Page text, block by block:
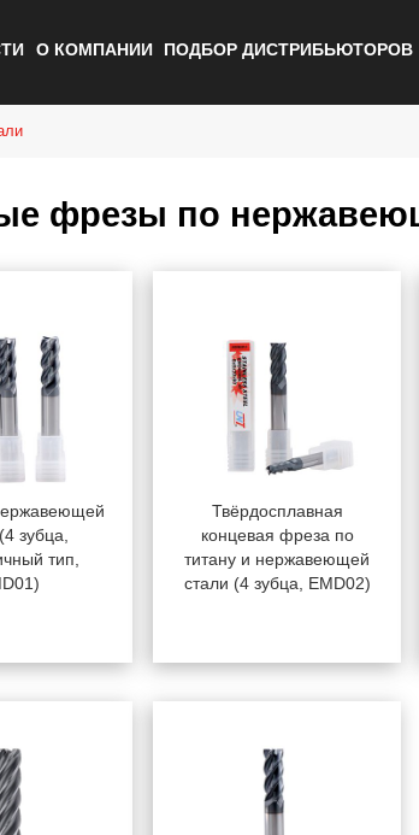
О КОМПАНИИ ПОДБОР ДИСТРИБЬЮТОРОВ
фрезы по
зубца,
тип,
Твёрдосплавная
концевая фреза по
титану и нержавеющей
стали (4 зубца, EMD02)